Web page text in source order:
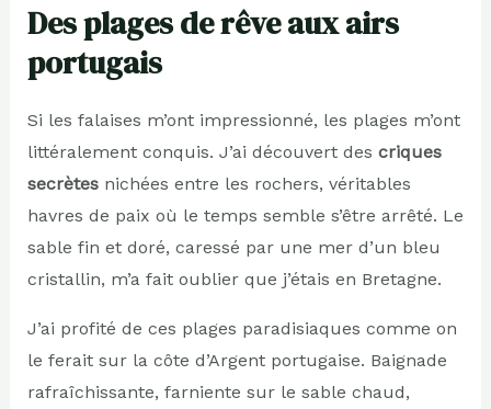
Des plages de rêve aux airs
portugais
Si les falaises m’ont impressionné, les plages m’ont
littéralement conquis. J’ai découvert des criques
secrètesnichées entre les rochers, véritables
havres de paix où le temps semble s’être arrêté. Le
sable fin et doré, caressé par une mer d’un bleu
cristallin, m’a fait oublier que j’étais en Bretagne.
J’ai profité de ces plages paradisiaques comme on
le ferait sur la côte d’Argent portugaise. Baignade
rafraîchissante, farniente sur le sable chaud,